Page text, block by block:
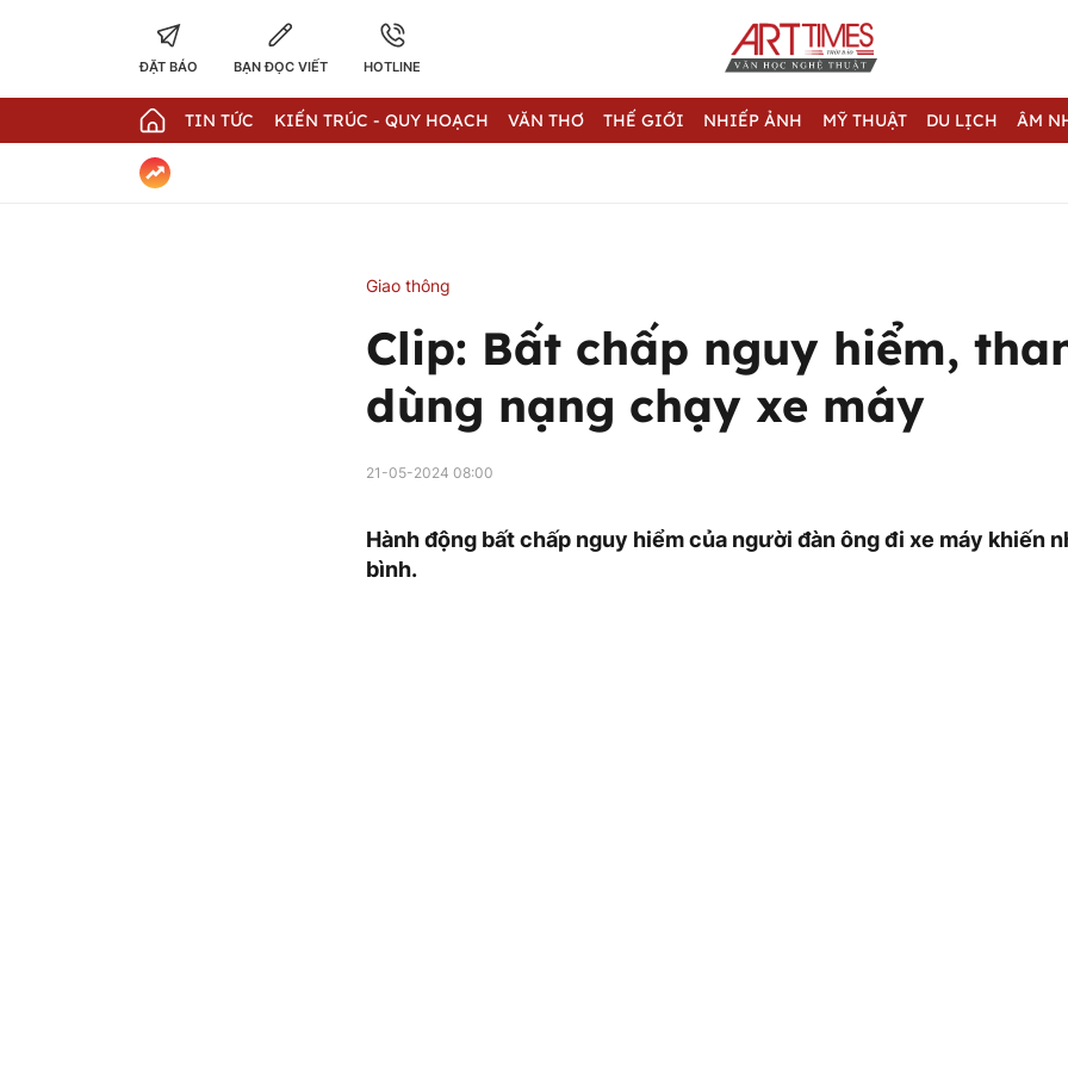
ĐẶT BÁO BẠN ĐỌC VIẾT HOTLINE
TIN TỨC KIẾN TRÚC - QUY HOẠCH VĂN THƠ THẾ GIỚI NHIẾP ẢNH MỸ THUẬT DU LỊCH ÂM
Giao thông
Clip: Bất chấp nguy hiểm,
dùng nạng chạy xe máy
21-05-2024 08:00
Hành động bất chấp nguy hiểm của người đàn ông đi xe máy khiến
bình.